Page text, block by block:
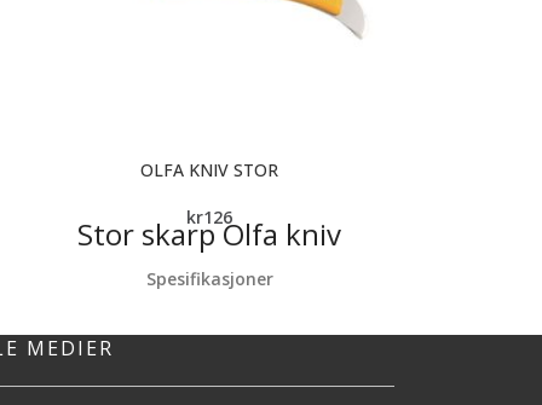
OLFA KNIV STOR
kr126
Stor skarp Olfa kniv
Spesifikasjoner
Allsidig og solid konstruksjon
MEDIER